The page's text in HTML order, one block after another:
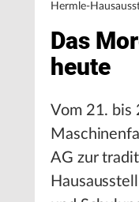
Hermle-
Das
heute
Vom 21. bis
AG zur